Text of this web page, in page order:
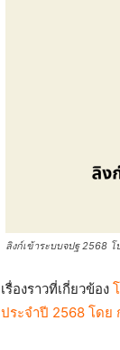
ลิงก์เข้าระบบจปฐ 2568
เรื่องราวที่เกี่ยวข้อง
ประจำปี 2568 โด